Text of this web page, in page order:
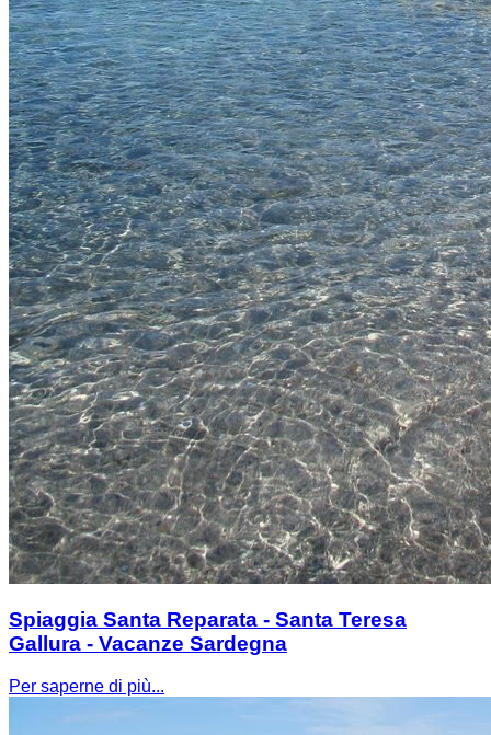
Spiaggia Santa Reparata - Santa Teresa
Gallura - Vacanze Sardegna
Per saperne di più...